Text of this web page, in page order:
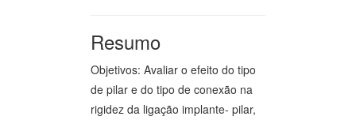
Resumo
Objetivos: Avaliar o efeito do tipo
de pilar e do tipo de conexão na
rigidez da ligação implante- pilar,